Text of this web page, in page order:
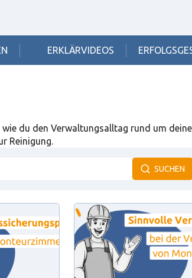
}} ERKLÄRVIDEOS
du den Verwaltungsalltag rund um deine
Reinigung.
SUCHEN